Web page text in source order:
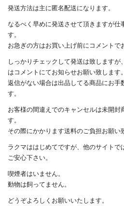
発送方法は主に匿名配送になります。
なるべく早めに発送させて頂きますが仕
す。
お急ぎの方はお買い上げ前にコメントで
しっかりチェックして発送は致します
はコメントにてお知らせお願い致します。
返信がない場合は出品してる商品にお手
す。
お客様の間違えでのキャンセルは未開封
す。
その際にかかります送料のご負担お願い
ラクマははじめてですが、他のサイトで
ご安心下さい。
喫煙者はいません。
動物は飼ってません。
どうぞよろしくお願いいたします。